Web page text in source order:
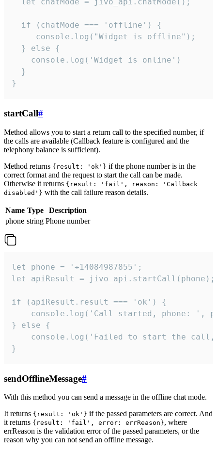
  let chatMode = jivo_api.chatMode();
  if (chatMode === 'offline') {
     console.log("Widget is offline");
  } else {
    console.log('Widget is online')
  }
}
startCall#
Method allows you to start a return call to the specified number, if
the calls are available (Callback feature is configured and the
telephony balance is sufficient).
Method returns {result: 'ok'} if the phone number is in the
correct format and the request to start the call can be made.
Otherwise it returns {result: 'fail', reason: 'Callback
disabled'} with the call failure reason details.
Name Type
Description
phone string Phone number
let phone = '+14084987855';
let apiResult = jivo_api.startCall(phone);
if (apiResult.result === 'ok') {
console.log('Call started, phone: ',
} else {
console.log('Failed to start the
}
sendOfflineMessage#
With this method you can send a message in the offline chat mode.
It returns {result: 'ok'} if the passed parameters are correct. And
it returns {result: 'fail', error: errReason}, where
errReason is the validation error of the passed parameters, or the
reason why you can not send an offline message.